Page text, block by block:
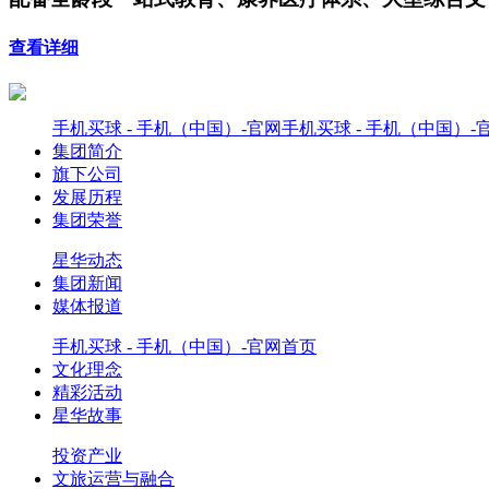
查看详细
手机买球 - 手机（中国）-官网手机买球 - 手机（中国）-
集团简介
旗下公司
发展历程
集团荣誉
星华动态
集团新闻
媒体报道
手机买球 - 手机（中国）-官网首页
文化理念
精彩活动
星华故事
投资产业
文旅运营与融合